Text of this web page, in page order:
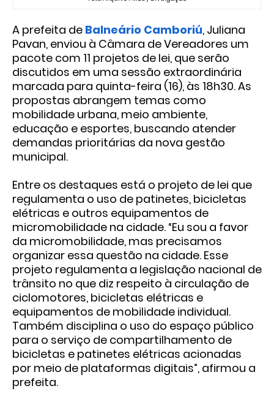
A prefeita de Balneário Camboriú, Juliana
Pavan, enviou à Câmara de Vereadores um
pacote com 11 projetos de lei, que serão
discutidos em uma sessão extraordinária
marcada para quinta-feira (16), às 18h30. As
propostas abrangem temas como
mobilidade urbana, meio ambiente,
educação e esportes, buscando atender
demandas prioritárias da nova gestão
municipal.
Entre os destaques está o projeto de lei que
regulamenta o uso de patinetes, bicicletas
elétricas e outros equipamentos de
micromobilidade na cidade. “Eu sou a favor
da micromobilidade, mas precisamos
organizar essa questão na cidade. Esse
projeto regulamenta a legislação nacional de
trânsito no que diz respeito à circulação de
ciclomotores, bicicletas elétricas e
equipamentos de mobilidade individual.
Também disciplina o uso do espaço público
para o serviço de compartilhamento de
bicicletas e patinetes elétricas acionadas
por meio de plataformas digitais”, afirmou a
prefeita.